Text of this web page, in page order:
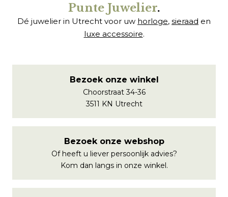
Punte Juwelier.
Dé juwelier in Utrecht voor uw horloge, sieraad en
luxe accessoire.
Bezoek onze winkel
Choorstraat 34-36
3511 KN Utrecht
Bezoek onze webshop
Of heeft u liever persoonlijk advies?
Kom dan langs in onze winkel.